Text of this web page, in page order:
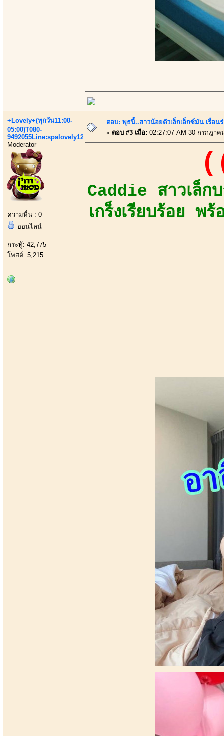
+Lovely+(ทุกวัน11:00-
05:00)T080-
9492055Line:spalovely123
Moderator
ความหื่น : 0
ออนไลน์
กระทู้: 42,775
โพสต์: 5,215
ตอบ: พุธนี้..สาวน้อยตัวเล็กเอ็กซ์มัน เรื่อน
« ตอบ #3 เมื่อ: 02:27:07 AM 30 กรกฎาค
Caddie สาวเล็ก
เกร็งเรียบร้อย